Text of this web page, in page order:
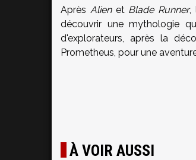
Après Alienet Blade Runner,
découvrir une mythologie
d'explorateurs, après la
Prometheus, pour une
À VOIR AUSSI